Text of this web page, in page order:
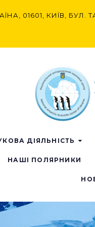
01601, КИЇВ, БУЛ.
ДІЯЛЬНІСТЬ
НАШІ ПОЛЯРНИКИ